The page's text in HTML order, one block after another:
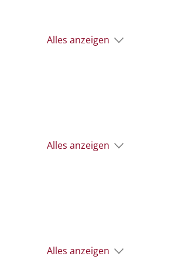
Alles anzeigen
Alles anzeigen
Alles anzeigen